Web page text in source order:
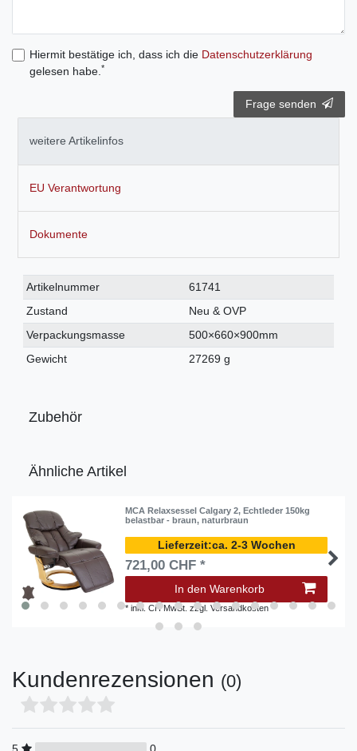
Hiermit bestätige ich, dass ich die Daten­schutz­erklärung
gelesen habe.*
Frage senden
weitere Artikelinfos
EU Verantwortung
Dokumente
Technisches
Merkmal
Wert
Artikelnummer
61741
Zustand
Neu & OVP
Verpackungsmasse
500×660×900mm
Gewicht
27269 g
Zubehör
Ähnliche Artikel
MCA Relaxsessel Calgary 2, Echtleder 150kg
belastbar - braun, naturbraun
ca. 2-3 Wochen
721,00 CHF *
In den Warenkorb
*inkl. CH MwSt. zzgl.Versandkosten
Kundenrezensionen (0)